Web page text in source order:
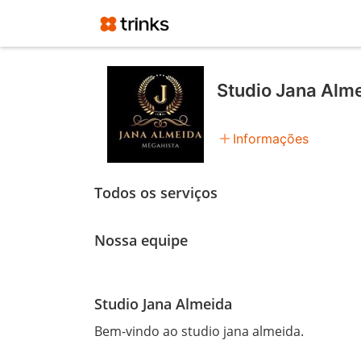
Studio Jana
add Informações
Todos os serviços
Nossa equipe
Studio Jana Almeida
Bem-vindo ao studio jana almeida.